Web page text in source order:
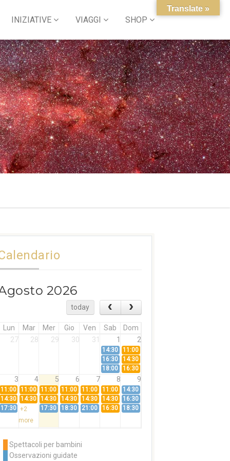
INIZIATIVE VIAGGI SHOP
2026
today
Lun Mar Mer Gio Ven Sab
Dom
27
28 29 30 31 1 2
14:30
11:00
16:30
14:30
18:00
16:30
3 4 5 6 7 8 9
11:00 11:00 11:00 11:00 11:00 11:00
14:30
14:30 14:30 14:30 14:30 14:30 14:30
16:30
17:30 +2
more
17:30 18:30 21:00 16:30 18:30
11:00
14:30
Spettacoli per bambini
Osservazioni guidate
Translate »